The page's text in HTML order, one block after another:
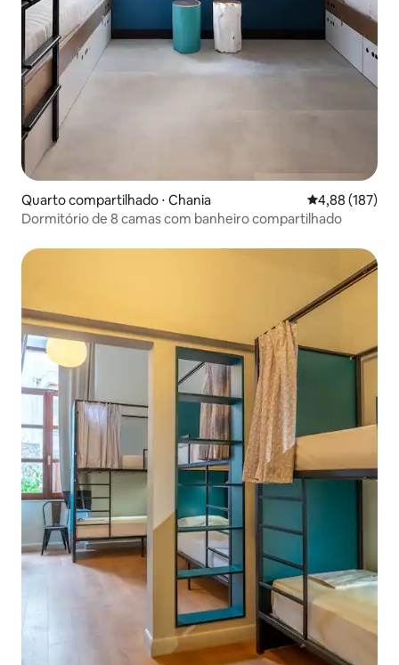
Quarto compartilhado ⋅ Chania 4,88 de uma
4,88 (187)
Dormitório de 8 camas com banheiro compartilhado